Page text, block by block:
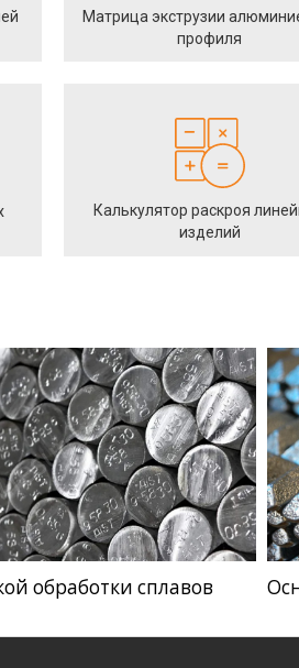
Матрица экструзии
профиля
Калькулятор раскроя
изделий
обработки сплавов